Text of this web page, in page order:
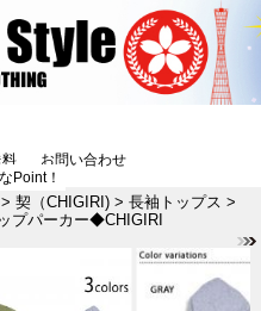
料
お問い合わせ
Point！
> 契（CHIGIRI) > 長袖トップス >
プパーカー◆CHIGIRI